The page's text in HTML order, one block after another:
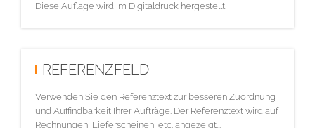
Diese Auflage wird im Digitaldruck hergestellt.
REFERENZFELD
Verwenden Sie den Referenztext zur besseren Zuordnung
und Auffindbarkeit Ihrer Aufträge. Der Referenztext wird auf
Rechnungen, Lieferscheinen, etc. angezeigt...